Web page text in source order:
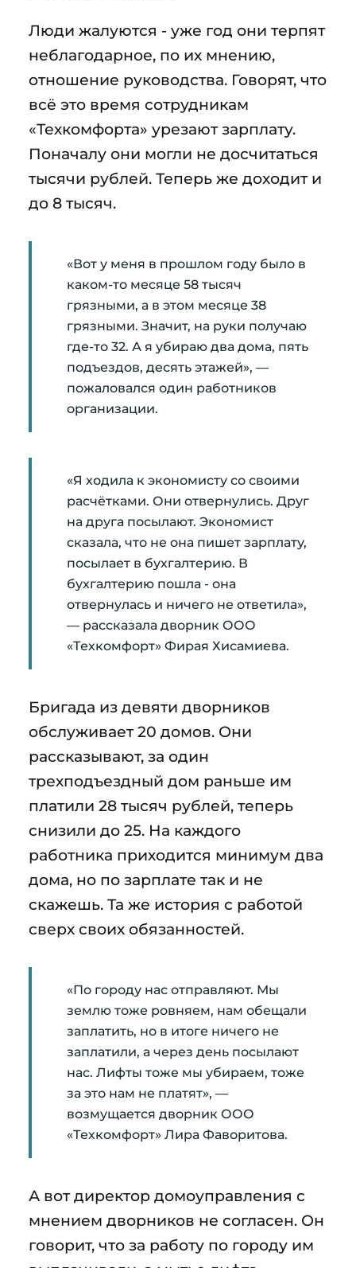
Люди жалуются - уже год они терпят
неблагодарное, по их мнению,
отношение руководства. Говорят, что
всё это время сотрудникам
«Техкомфорта» урезают зарплату.
Поначалу они могли не досчитаться
тысячи рублей. Теперь же доходит и
до 8 тысяч.
«Вот у меня в прошлом году было в
каком-то месяце 58 тысяч
грязными, а в этом месяце 38
грязными. Значит, на руки получаю
где-то 32. А я убираю два дома, пять
подъездов, десять этажей», —
пожаловался один работников
организации.
«Я ходила к экономисту со своими
расчётками. Они отвернулись. Друг
на друга посылают. Экономист
сказала, что не она пишет зарплату,
посылает в бухгалтерию. В
бухгалтерию пошла - она
отвернулась и ничего не ответила»,
— рассказала дворник ООО
«Техкомфорт» Фирая Хисамиева.
Бригада из девяти дворников
обслуживает 20 домов. Они
рассказывают, за один
трехподъездный дом раньше им
платили 28 тысяч рублей, теперь
снизили до 25. На каждого
работника приходится минимум два
дома, но по зарплате так и не
скажешь. Та же история с работой
сверх своих обязанностей.
«По городу нас отправляют. Мы
землю тоже ровняем, нам обещали
заплатить, но в итоге ничего не
заплатили, а через день посылают
нас. Лифты тоже мы убираем, тоже
за это нам не платят», —
возмущается дворник ООО
«Техкомфорт» Лира Фаворитова.
А вот директор домоуправления с
мнением дворников не согласен. Он
говорит, что за работу по городу им